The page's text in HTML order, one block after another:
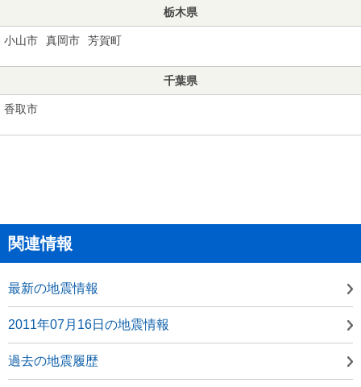
栃木県
小山市 真岡市 芳賀町
千葉県
香取市
関連情報
最新の地震情報
2011年07月16日の地震情報
過去の地震履歴